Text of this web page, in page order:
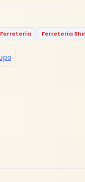
Ferretería Ferretería